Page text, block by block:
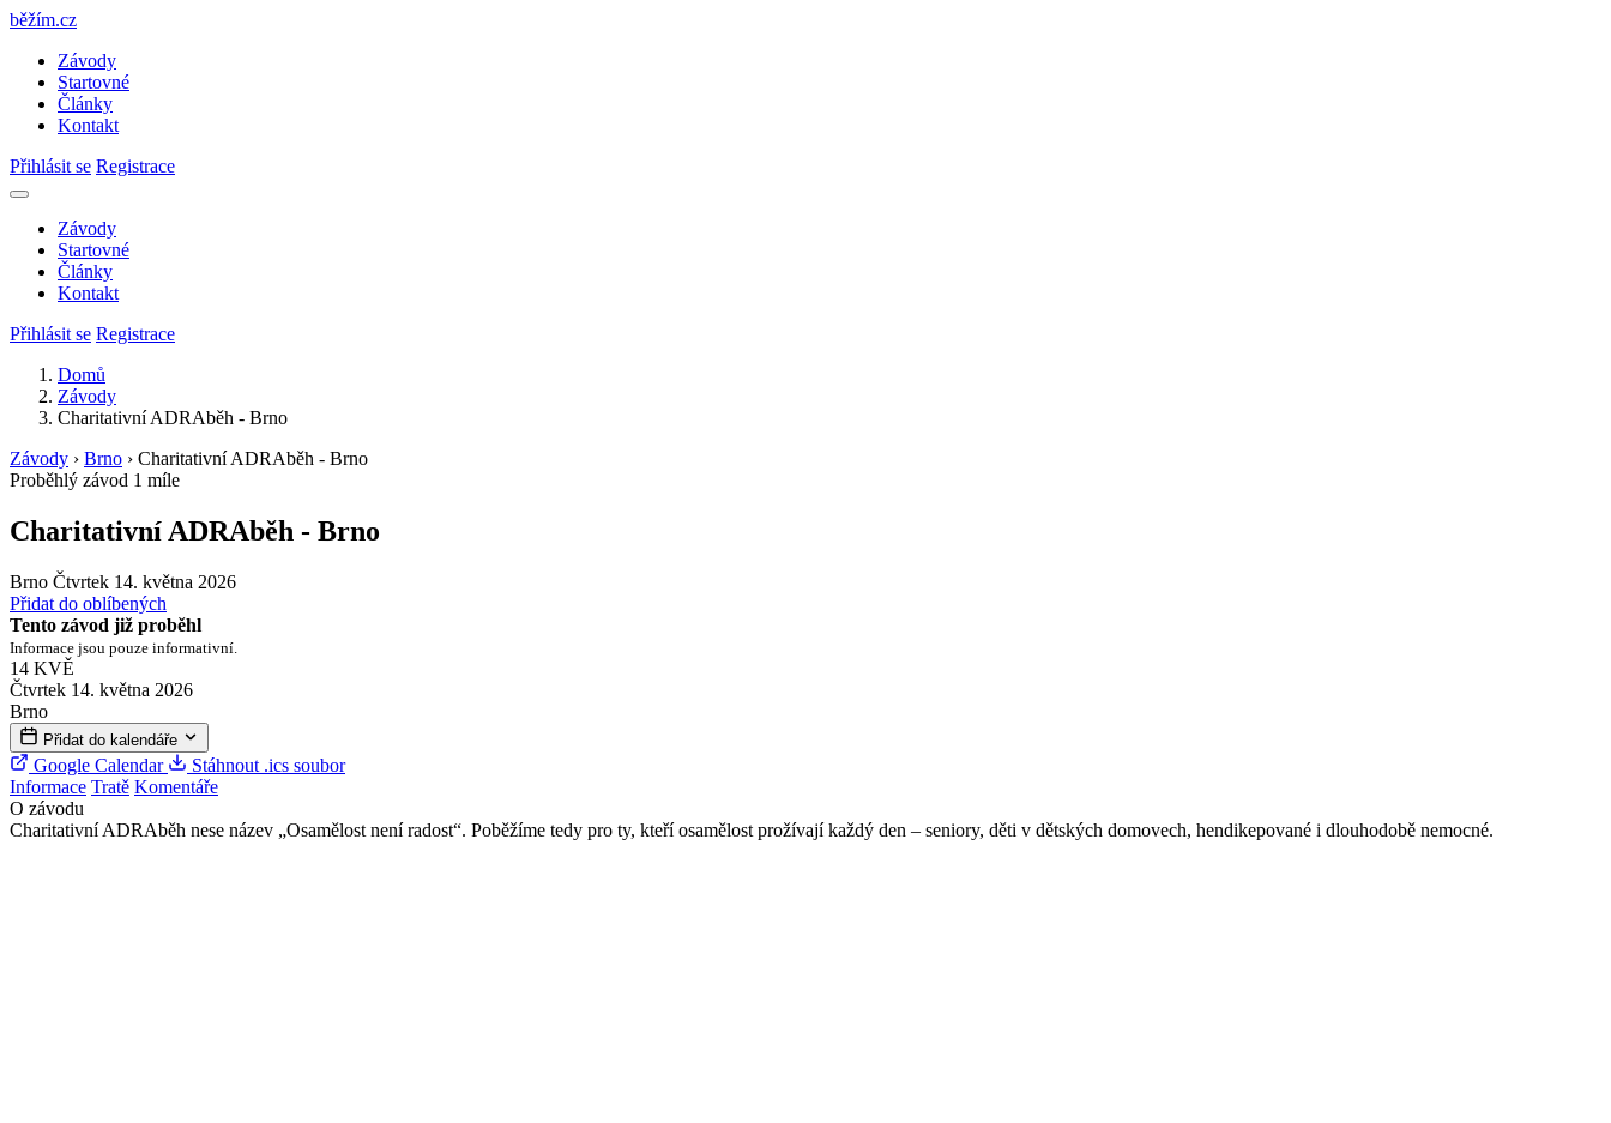
běžím.cz
Závody
Startovné
Články
Kontakt
Přihlásit se Registrace
Závody
Startovné
Články
Kontakt
Přihlásit se Registrace
Domů
Závody
Charitativní ADRAběh - Brno
Závody › Brno › Charitativní ADRAběh - Brno
Proběhlý závod 1 míle
Charitativní ADRAběh - Brno
Brno Čtvrtek 14. května 2026
Přidat do oblíbených
Tento závod již proběhl
Informace jsou pouze informativní.
14 KVĚ
Čtvrtek 14. května 2026
Brno
Přidat do kalendáře
Google Calendar
Stáhnout .ics soubor
Informace Tratě Komentáře
O závodu
Charitativní ADRAběh nese název „Osamělost není radost“. Poběžíme tedy pro ty, kteří osamělost prožívají každý den – seniory, děti v dětských domovech, hendikepované i dlouhodobě nemocné.